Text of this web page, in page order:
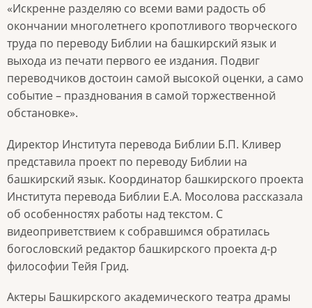
«Искренне разделяю со всеми вами радость об
окончании многолетнего кропотливого творческого
труда по переводу Библии на башкирский язык и
выхода из печати первого ее издания. Подвиг
переводчиков достоин самой высокой оценки, а само
событие – празднования в самой торжественной
обстановке».
Директор Института перевода Библии Б.П. Кливер
представила проект по переводу Библии на
башкирский язык. Координатор башкирского проекта
Института перевода Библии Е.А. Мосолова рассказала
об особенностях работы над текстом. С
видеоприветствием к собравшимся обратилась
богословский редактор башкирского проекта д-р
философии Тейя Грид.
Актеры Башкирского академического театра драмы